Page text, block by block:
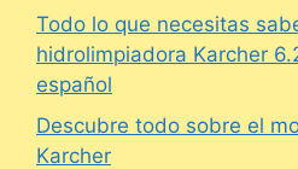
Todo lo que necesitas
hidrolimpiadora Karcher
español
Descubre todo sobre el
Karcher